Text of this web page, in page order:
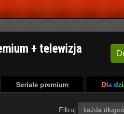
+ telewizja
Seriale premium Dla
Filtruj każda